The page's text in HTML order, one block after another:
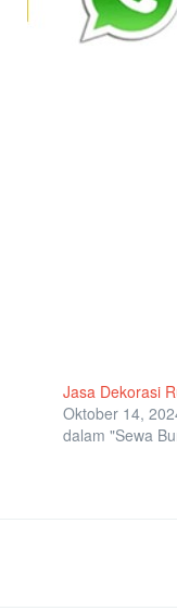
Jasa Dekorasi
Oktober 14,
dalam "Sewa